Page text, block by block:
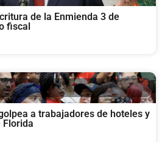
de la Enmienda 3 de
fiscal
a trabajadores de hoteles y
Florida